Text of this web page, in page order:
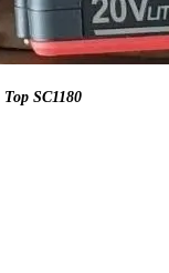
Top SC1180